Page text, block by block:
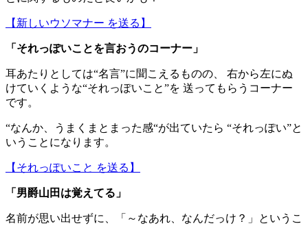
【新しいウソマナー を送る】
「 それっぽいことを言おうのコーナー 」
耳あたりとしては“名言”に聞こえるものの、 右から左にぬ
けていくような“それっぽいこと”を 送ってもらうコーナー
です。
“なんか、うまくまとまった感“が出ていたら “それっぽい”と
いうことになります。
【それっぽいこと を送る】
「男爵山田は覚えてる」
名前が思い出せずに、「～なあれ、なんだっけ？」というこ